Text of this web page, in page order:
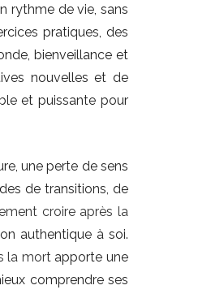
rythme de vie, sans
pratiques, des
bienveillance et
nouvelles et de
et puissante pour
une perte de sens
de transitions, de
croire après la
authentique à soi.
la mortapporte une
comprendre ses